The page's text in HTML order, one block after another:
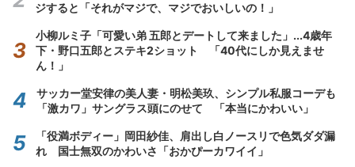
ジすると「それがマジで、マジでおいしいの！」
小柳ルミ子「可愛い弟 五郎とデートして来ました」...4歳年
下・野口五郎とステキ2ショット 「40代にしか見えませ
ん！」
サッカー堂安律の美人妻・明松美玖、シンプル私服コーデも
「激カワ」サングラス頭にのせて 「本当にかわいい」
「役満ボディー」岡田紗佳、肩出し白ノースリで色気ダダ漏
れ 国士無双のかわいさ「おかぴーカワイイ」